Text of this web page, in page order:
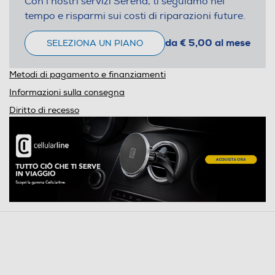
tempo e risparmi sui costi di riparazioni future.
SELEZIONA UN PIANO da € 5,00 al mese
Metodi di pagamento e finanziamenti
Informazioni sulla consegna
Diritto di recesso